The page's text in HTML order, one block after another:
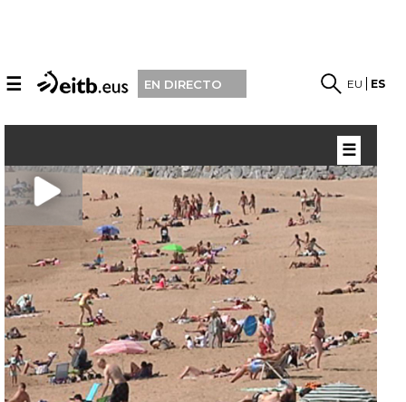
☰ EN DIRECTO EU ES
☰